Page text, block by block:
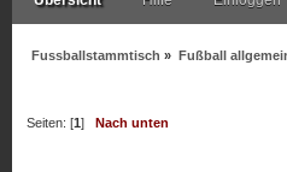
Fussballstammtisch » Fußball
Seiten: [1]Nach unten